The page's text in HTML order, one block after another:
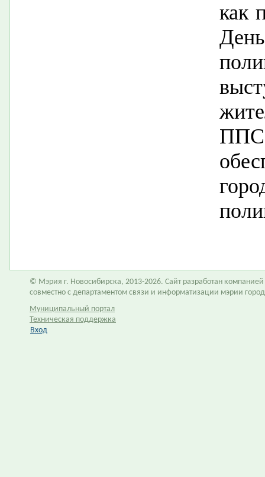
как
© Мэрия г. Новосибирска, 2013-2026. Сайт разработан компанией
совместно с департаментом связи и информатизации мэрии
Муниципальный портал
Техническая поддержка
Вход